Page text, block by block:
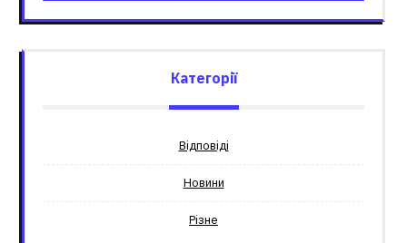
Категорії
Відповіді
Новини
Різне